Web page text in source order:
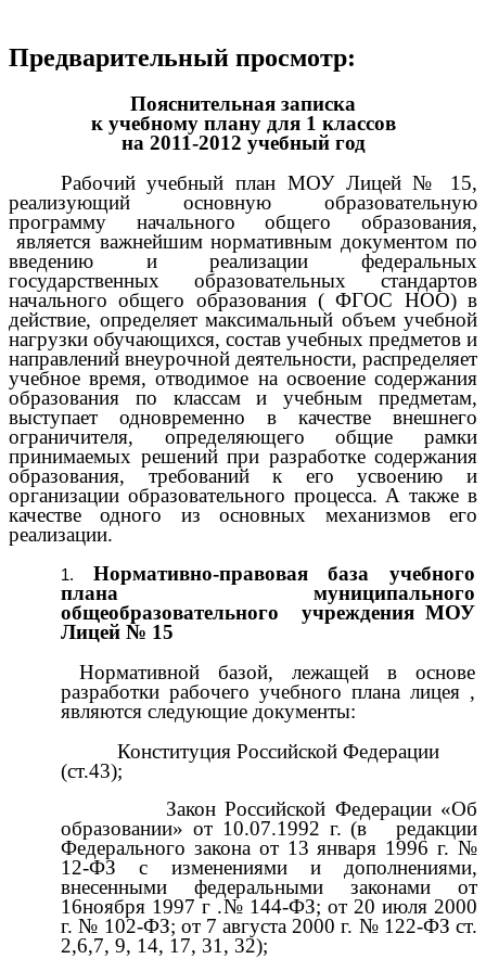
Предварительный просмотр:
Пояснительная записка
к учебному плану для 1 классов
на 2011-2012 учебный год
Рабочий учебный план МОУ Лицей № 15,
реализующий основную образовательную
программу начального общего образования,
является важнейшим нормативным документом по
введению и реализации федеральных
государственных образовательных стандартов
начального общего образования ( ФГОС НОО) в
действие, определяет максимальный объем учебной
нагрузки обучающихся, состав учебных предметов и
направлений внеурочной деятельности, распределяет
учебное время, отводимое на освоение содержания
образования по классам и учебным предметам,
выступает одновременно в качестве внешнего
ограничителя, определяющего общие рамки
принимаемых решений при разработке содержания
образования, требований к его усвоению и
организации образовательного процесса. А также в
качестве одного из основных механизмов его
реализации.
Нормативно-правовая база учебного
плана муниципального
общеобразовательного учреждения МОУ
Лицей № 15
Нормативной базой, лежащей в основе
разработки рабочего учебного плана лицея ,
являются следующие документы:
Конституция Российской Федерации
(ст.43);
Закон Российской Федерации «Об
образовании» от 10.07.1992 г. (в редакции
Федерального закона от 13 января 1996 г. №
12-ФЗ с изменениями и дополнениями,
внесенными федеральными законами от
16ноября 1997 г .№ 144-ФЗ; от 20 июля 2000
г. № 102-ФЗ; от 7 августа 2000 г. № 122-ФЗ ст.
2,6,7, 9, 14, 17, 31, 32);